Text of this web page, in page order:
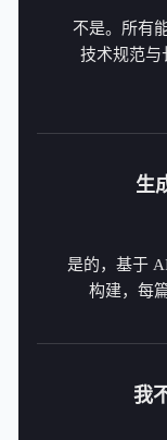
不是。所有
技术规范与
生
是的，基于
构建，每
我